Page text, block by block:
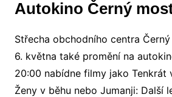
Autokino Černý
Střecha obchodního centra
6. května také promění na
20:00 nabídne filmy jako Tenkrát
Ženy v běhu nebo Jumanji: Další